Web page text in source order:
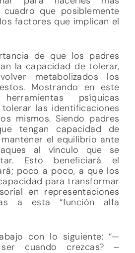
que posiblemente
factores que implican el
de que los padres
la capacidad de tolerar,
metabolizados los
Mostrando en este
psíquicas
las identificaciones
mismos. Siendo padres
tengan capacidad de
el equilibrio ante
al vínculo que se
Esto beneficiará el
poco a poco, a que los
para transformar
en representaciones
a esta “función alfa
con lo siguiente: “—
cuando crezcas? –